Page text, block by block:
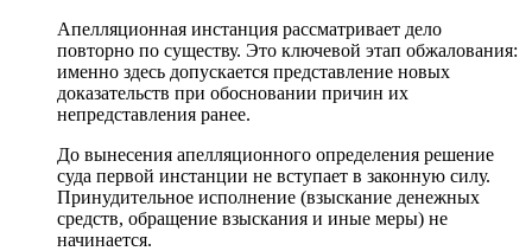
Апелляционная инстанция рассматривает дело
повторно по существу. Это ключевой этап обжалования:
именно здесь допускается представление новых
доказательств при обосновании причин их
непредставления ранее.
До вынесения апелляционного определения решение
суда первой инстанции не вступает в законную силу.
Принудительное исполнение (взыскание денежных
средств, обращение взыскания и иные меры) не
начинается.